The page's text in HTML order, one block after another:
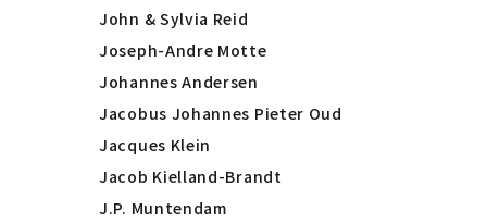
John & Sylvia Reid
Joseph-Andre Motte
Johannes Andersen
Jacobus Johannes Pieter Oud
Jacques Klein
Jacob Kielland-Brandt
J.P. Muntendam